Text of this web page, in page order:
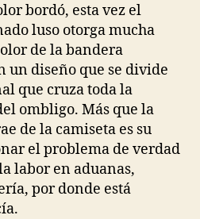
bordó, esta vez el
luso otorga mucha
de la bandera
un diseño que se divide
que cruza toda la
ombligo. Más que la
de la camiseta es su
el problema de verdad
labor en aduanas,
por donde está